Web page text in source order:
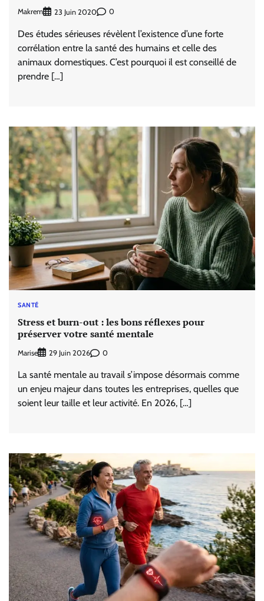
Makrem 23 Juin 2020 0
Des études sérieuses révèlent l’existence d’une forte
corrélation entre la santé des humains et celle des
animaux domestiques. C’est pourquoi il est conseillé de
prendre […]
SANTÉ
Stress et burn-out : les bons réflexes pour
préserver votre santé mentale
Marise 29 Juin 2026 0
La santé mentale au travail s’impose désormais comme
un enjeu majeur dans toutes les entreprises, quelles que
soient leur taille et leur activité. En 2026, […]